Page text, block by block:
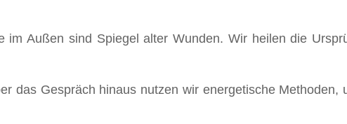
im Außen sind Spiegel alter Wunden. Wir heilen die
das Gespräch hinaus nutzen wir energetische